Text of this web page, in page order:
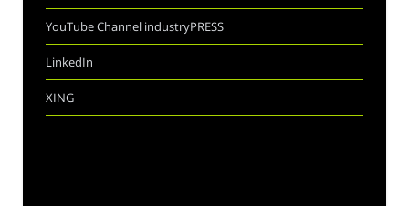
YouTube Channel industryPRESS
LinkedIn
XING